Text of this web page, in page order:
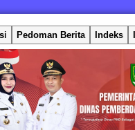
Pedoman Berita Indeks